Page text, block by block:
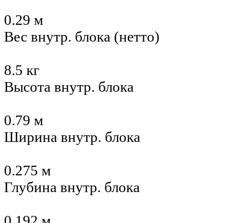
0.29 м
Вес внутр. блока (нетто)
8.5 кг
Высота внутр. блока
0.79 м
Ширина внутр. блока
0.275 м
Глубина внутр. блока